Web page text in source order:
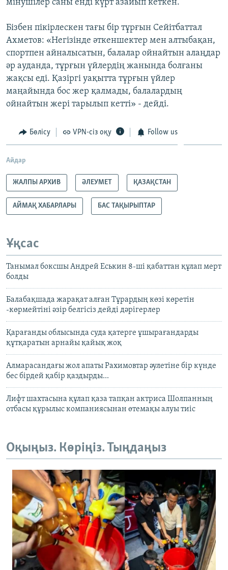
мінушілер саны енді күрт азайып кеткен.
Бізбен пікірлескен тағы бір тұрғын Сейітбаттал
Ахметов: «Негізінде әткеншектер мен алтыбақан,
спортпен айналысатын, балалар ойнайтын алаңдар
әр ауданда, тұрғын үйлердің жанында болғаны
жақсы еді. Қазіргі уақытта тұрғын үйлер
маңайында бос жер қалмады, балалардың
ойнайтын жері тарылып кетті» - дейді.
Бөлісу VPN-сіз оқу Follow us
Айдар
ЖАЛПЫ АРХИВ ӘЛЕУМЕТ ҚАЗАҚСТАН
АЙМАҚ ХАБАРЛАРЫ БАС ТАҚЫРЫПТАР
Ұқсас
Танымал боксшы Андрей Еськин 8-ші қабаттан құлап мерт
болды
Балабақшада жарақат алған Тұрардың көзі көретін
-көрмейтіні әзір белгісіз дейді дәрігерлер
Қарағанды облысында суда қатерге ұшырағандарды
құтқаратын арнайы қайық жоқ
Алмарасандағы жол апаты Рахимовтар әулетіне бір күнде
бес бірдей қабір қаздырды...
Лифт шахтасына құлап қаза тапқан актриса Шолпанның
отбасы құрылыс компаниясынан өтемақы алуы тиіс
Оқыңыз. Көріңіз. Тыңдаңыз